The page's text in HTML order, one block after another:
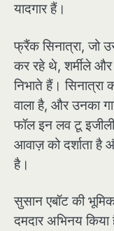
यादगार हैं।
फ्रैंक सिनात्रा, जो
कर रहे थे, शर्मीले और
निभाते हैं। सिनात्रा
वाला है, और उनका
फॉल इन लव टू
आवाज़ को दर्शाता है
है।
सुसान एबॉट की
दमदार अभिनय किया